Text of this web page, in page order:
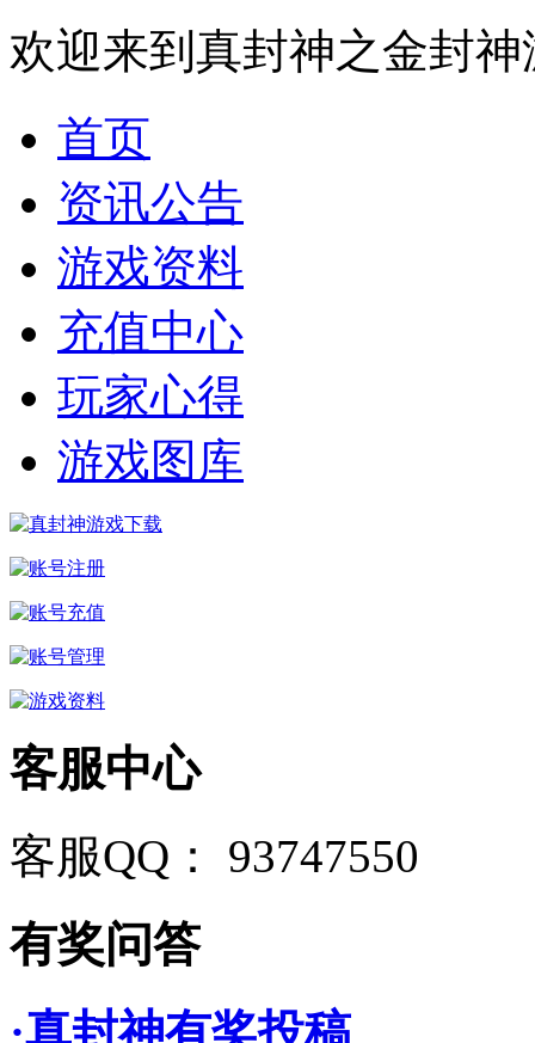
欢迎来到真封神之金封
首页
资讯公告
游戏资料
充值中心
玩家心得
游戏图库
客服中心
客服QQ： 93747550
有奖问答
·真封神有奖投稿